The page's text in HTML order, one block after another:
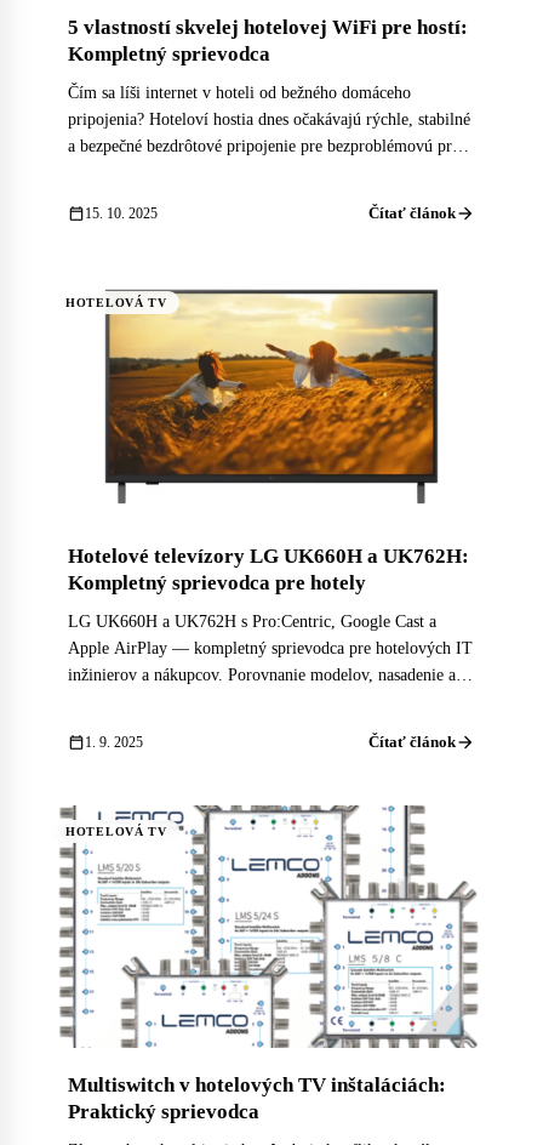
5 vlastností skvelej hotelovej WiFi pre hostí:
Kompletný sprievodca
Čím sa líši internet v hoteli od bežného domáceho
pripojenia? Hoteloví hostia dnes očakávajú rýchle, stabilné
a bezpečné bezdrôtové pripojenie pre bezproblémovú prácu
calendar_today15. 10. 2025 Čítať článokarrow_forward
HOTELOVÁ TV
Hotelové televízory LG UK660H a UK762H:
Kompletný sprievodca pre hotely
LG UK660H a UK762H s Pro:Centric, Google Cast a
Apple AirPlay — kompletný sprievodca pre hotelových IT
inžinierov a nákupcov. Porovnanie modelov, nasadenie a
calendar_today1. 9. 2025 Čítať článokarrow_forward
HOTELOVÁ TV
Multiswitch v hotelových TV inštaláciách:
Praktický sprievodca